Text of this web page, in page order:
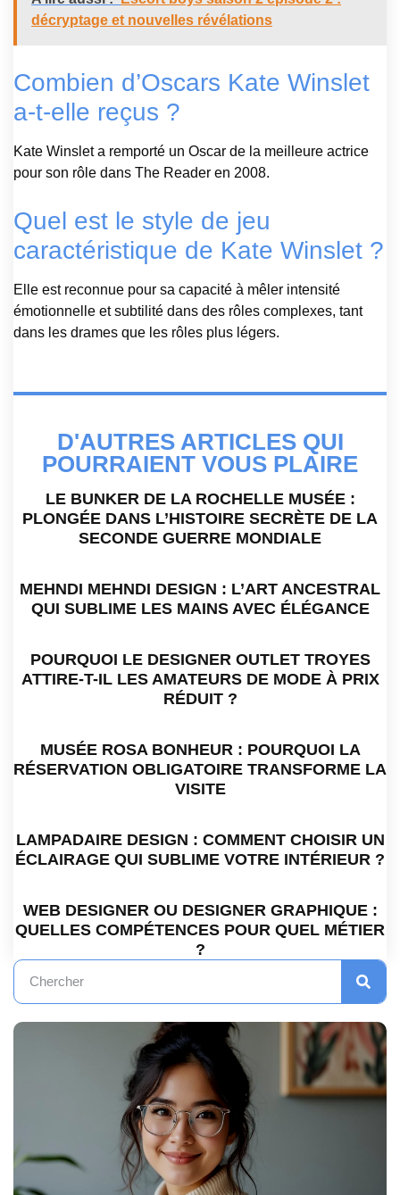
décryptage et nouvelles révélations
Combien d’Oscars Kate Winslet
a-t-elle reçus ?
Kate Winslet a remporté un Oscar de la meilleure actrice
pour son rôle dans The Reader en 2008.
Quel est le style de jeu
caractéristique de Kate Winslet ?
Elle est reconnue pour sa capacité à mêler intensité
émotionnelle et subtilité dans des rôles complexes, tant
dans les drames que les rôles plus légers.
D'AUTRES ARTICLES QUI
POURRAIENT VOUS PLAIRE
LE BUNKER DE LA ROCHELLE MUSÉE :
PLONGÉE DANS L’HISTOIRE SECRÈTE DE LA
SECONDE GUERRE MONDIALE
MEHNDI MEHNDI DESIGN : L’ART ANCESTRAL
QUI SUBLIME LES MAINS AVEC ÉLÉGANCE
POURQUOI LE DESIGNER OUTLET TROYES
ATTIRE-T-IL LES AMATEURS DE MODE À PRIX
RÉDUIT ?
MUSÉE ROSA BONHEUR : POURQUOI LA
RÉSERVATION OBLIGATOIRE TRANSFORME LA
VISITE
LAMPADAIRE DESIGN : COMMENT CHOISIR UN
ÉCLAIRAGE QUI SUBLIME VOTRE INTÉRIEUR ?
WEB DESIGNER OU DESIGNER GRAPHIQUE :
QUELLES COMPÉTENCES POUR QUEL MÉTIER
?